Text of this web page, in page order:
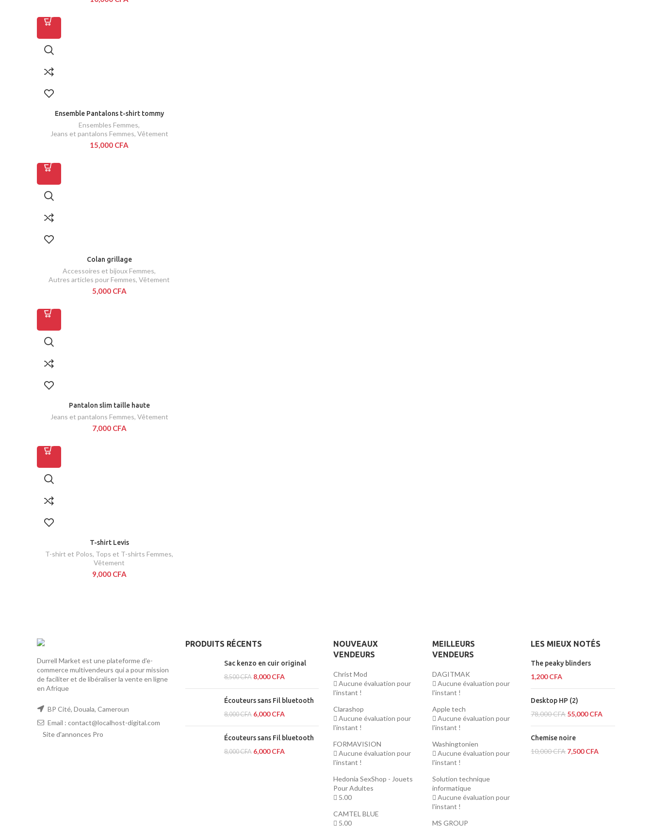
Ensemble Pantalons t-shirt tommy
Ensembles Femmes,
Jeans et pantalons Femmes, Vêtement
15,000 CFA
Colan grillage
Accessoires et bijoux Femmes,
Autres articles pour Femmes, Vêtement
5,000 CFA
Pantalon slim taille haute
Jeans et pantalons Femmes, Vêtement
7,000 CFA
T-shirt Levis
T-shirt et Polos, Tops et T-shirts Femmes,
Vêtement
9,000 CFA
Durrell Market est une plateforme d'e-
commerce multivendeurs qui a pour mission
de faciliter et de libéraliser la vente en ligne
en Afrique
BP Cité, Douala, Cameroun
Email : contact@localhost-digital.com
Site d'annonces Pro
PRODUITS RÉCENTS
Sac kenzo en cuir original
8,500CFA 8,000CFA
Écouteurs sans Fil bluetooth
8,000CFA 6,000CFA
Écouteurs sans Fil bluetooth
8,000CFA 6,000CFA
NOUVEAUX
VENDEURS
Christ Mod
Aucune évaluation pour
l'instant !
Clarashop
Aucune évaluation pour
l'instant !
FORMAVISION
Aucune évaluation pour
l'instant !
Hedonia SexShop - Jouets
Pour Adultes
5.00
CAMTEL BLUE
5.00
MEILLEURS
VENDEURS
DAGITMAK
Aucune évaluation pour
l'instant !
Apple tech
Aucune évaluation pour
l'instant !
Washingtonien
Aucune évaluation pour
l'instant !
Solution technique
informatique
Aucune évaluation pour
l'instant !
MS GROUP
LES MIEUX NOTÉS
The peaky blinders
1,200CFA
Desktop HP (2)
78,000CFA 55,000CFA
Chemise noire
10,000CFA 7,500CFA